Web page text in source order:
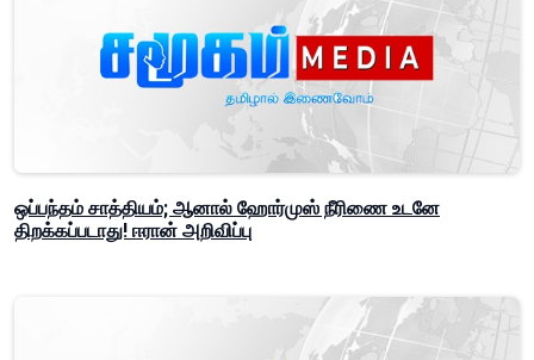
ஒப்பந்தம் சாத்தியம்; ஆனால் ஹோர்முஸ் நீரிணை உடனே
திறக்கப்படாது! ஈரான் அறிவிப்பு